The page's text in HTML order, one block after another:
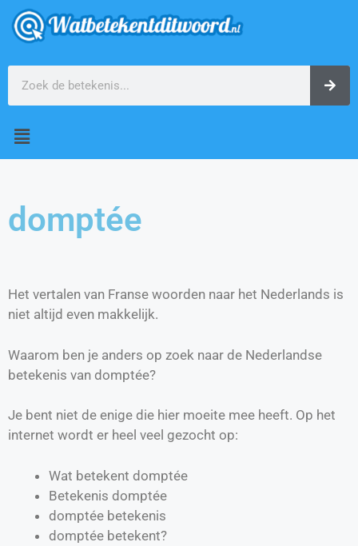
domptée
Het vertalen van Franse woorden naar het Nederlands is
niet altijd even makkelijk.
Waarom ben je anders op zoek naar de Nederlandse
betekenis van domptée?
Je bent niet de enige die hier moeite mee heeft. Op het
internet wordt er heel veel gezocht op:
Wat betekent domptée
Betekenis domptée
domptée betekenis
domptée betekent?